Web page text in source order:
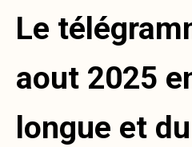
Le
aout 2025
longue et